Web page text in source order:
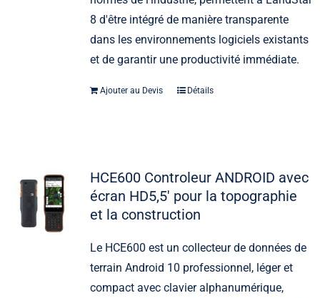
8 d'être intégré de manière transparente
dans les environnements logiciels existants
et de garantir une productivité immédiate.
Ajouter au Devis Détails
HCE600 Controleur ANDROID avec
écran HD5,5′ pour la topographie
et la construction
Le HCE600 est un collecteur de données de
terrain Android 10 professionnel, léger et
compact avec clavier alphanumérique,